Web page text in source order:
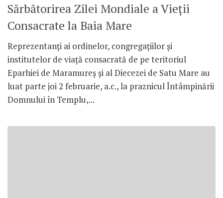
Sărbătorirea Zilei Mondiale a Vieţii
Consacrate la Baia Mare
Reprezentanţi ai ordinelor, congregaţiilor şi
institutelor de viaţă consacrată de pe teritoriul
Eparhiei de Maramureş şi al Diecezei de Satu Mare au
luat parte joi 2 februarie, a.c., la praznicul Întâmpinării
Domnului în Templu,...